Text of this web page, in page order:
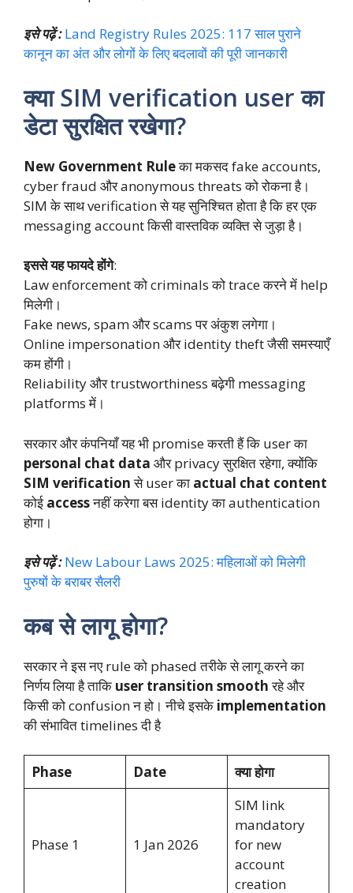
इसे पढ़ें :Land Registry Rules 2025: 117 साल पुराने
कानून का अंत और लोगों के लिए बदलावों की पूरी जानकारी
क्या SIM verification user का
डेटा सुरक्षित रखेगा?
New Government Ruleका मकसद fake accounts,
cyber fraud और anonymous threats को रोकना है।
SIM के साथ verification से यह सुनिश्चित होता है कि हर एक
messaging account किसी वास्तविक व्यक्ति से जुड़ा है।
इससे यह फायदे होंगे:
Law enforcement को criminals को trace करने में help
मिलेगी।
Fake news, spam और scams पर अंकुश लगेगा।
Online impersonation और identity theft जैसी समस्याएँ
कम होंगी।
Reliability और trustworthiness बढ़ेगी messaging
platforms में।
सरकार और कंपनियाँ यह भी promise करती हैं कि user का
personal chat data और privacy सुरक्षित रहेगा, क्योंकि
SIM verificationसे user का actual chat content
कोई accessनहीं करेगा बस identity का authentication
होगा।
इसे पढ़ें : New Labour Laws 2025: महिलाओं को मिलेगी
पुरुषों के बराबर सैलरी
कब से लागू होगा?
सरकार ने इस नए rule को phased तरीके से लागू करने का
निर्णय लिया है ताकि user transition smoothरहे और
किसी को confusion न हो। नीचे इसके implementation
की संभावित timelines दी है
Phase Date क्या होगा
Phase 1 1 Jan 2026
SIM link
mandatory
for new
account
creation